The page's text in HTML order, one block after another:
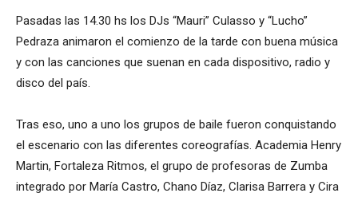
Pasadas las 14.30 hs los DJs “Mauri” Culasso y “Lucho”
Pedraza animaron el comienzo de la tarde con buena música
y con las canciones que suenan en cada dispositivo, radio y
disco del país.
Tras eso, uno a uno los grupos de baile fueron conquistando
el escenario con las diferentes coreografías. Academia Henry
Martin, Fortaleza Ritmos, el grupo de profesoras de Zumba
integrado por María Castro, Chano Díaz, Clarisa Barrera y Cira